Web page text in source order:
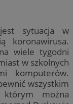
sytuacja w
koronawirusa.
wiele tygodni
w szkolnych
komputerów.
wszystkim
można